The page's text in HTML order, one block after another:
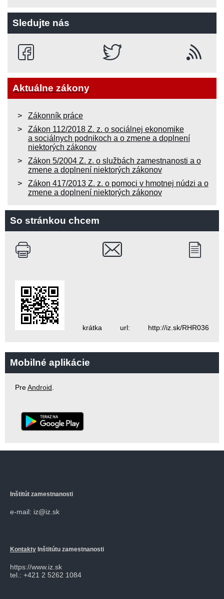
Sledujte nás
Aktuálne zákony
Zákonník práce
Zákon 112/2018 Z. z. o sociálnej ekonomike
a sociálnych podnikoch a o zmene a doplnení
niektorých zákonov
Zákon 5/2004 Z. z. o službách zamestnanosti a o
zmene a doplnení niektorých zákonov
Zákon 417/2013 Z. z. o pomoci v hmotnej núdzi a o
zmene a doplnení niektorých zákonov
So stránkou chcem
krátka url: http://iz.sk/RHR036
Mobilné aplikácie
PreAndroid.
Inštitút zamestnanosti
e-mail: iz@iz.sk
Kontakty Inštitútu zamestnanosti
https://www.iz.sk
tel.: +421 2 5262 1084